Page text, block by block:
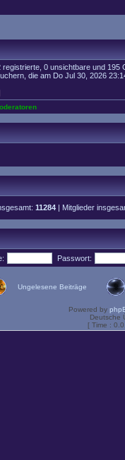
registrierte, 0 unsichtbare und
die am Do Jul 30, 2026
11284 | Mitglieder
Passwort:
Ungelesene Beiträge
Powered by
Deutsche
[ Time :